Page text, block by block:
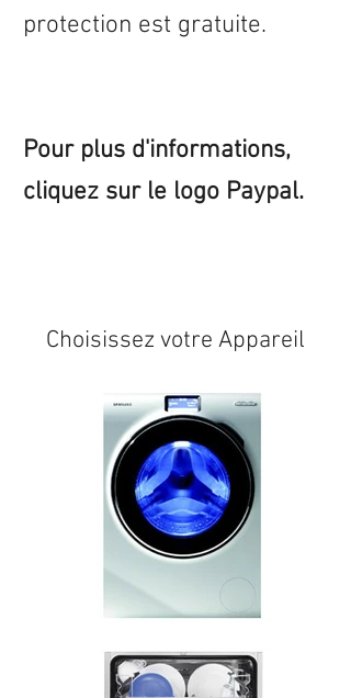
protection est gratuite.
Pour plus d'informations,
cliquez sur le logo Paypal.
Choisissez votre Appareil